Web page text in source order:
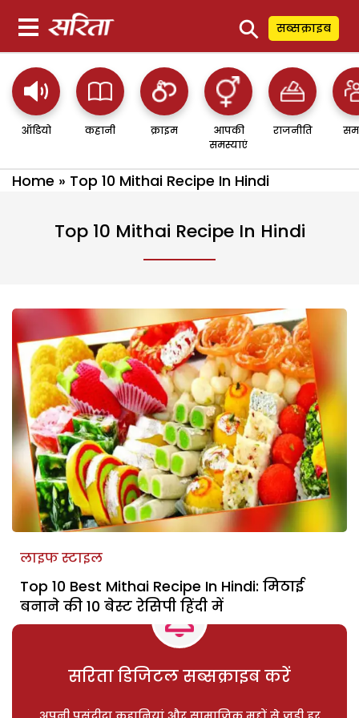
⚲ सब्सक्राइब
ऑडियो कहानी क्राइम
आपकी
समस्याएं
राजनीति
Home » Top 10 Mithai Recipe In Hindi
Top 10 Mithai Recipe In Hindi
लाइफ स्टाइल
Top 10 Best Mithai Recipe In Hindi: मिठाई
बनाने की 10 बेस्ट रेसिपी हिंदी में
सरिता डिजिटल सब्सक्राइब करें